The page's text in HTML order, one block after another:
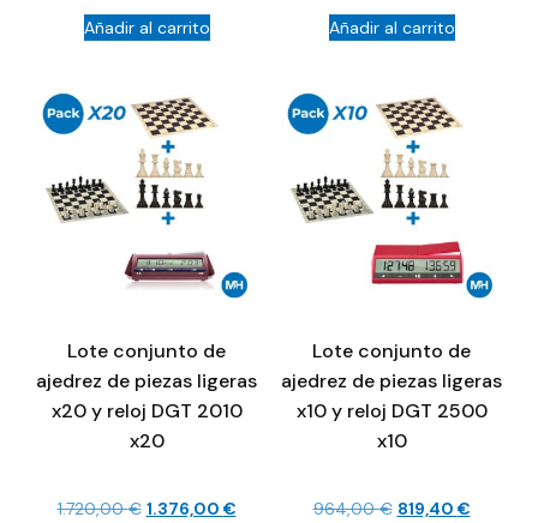
Añadir al carrito Añadir al carrito
Lote conjunto de
ajedrez de piezas ligeras
x20 y reloj DGT 2010
x20
1.720,00€ 1.376,00 €
Lote conjunto de
ajedrez de piezas ligeras
x10 y reloj DGT 2500
x10
964,00€ 819,40 €